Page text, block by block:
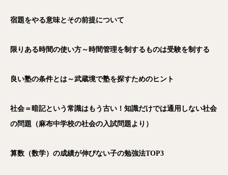
宿題をやる意味とその前提について
限りある時間の使い方～時間管理を制するものは受験を制する
良い塾の条件とは～武蔵境で塾を探すためのヒント
社会＝暗記という常識はもう古い！知識だけでは通用しない社会
の問題（麻布中学校の社会の入試問題より）
算数（数学）の成績が伸びない子の勉強法TOP3